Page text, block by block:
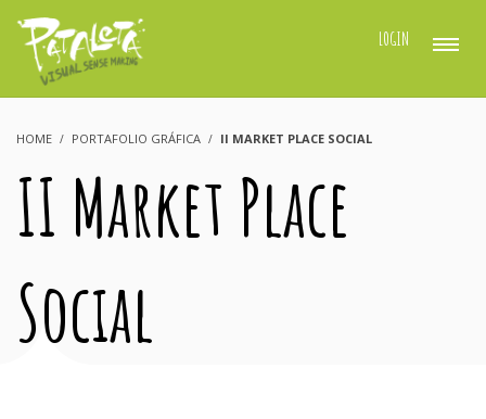
LOGIN
HOME PORTAFOLIO GRÁFICA II MARKET PLACE SOCIAL
II Market Place
Social